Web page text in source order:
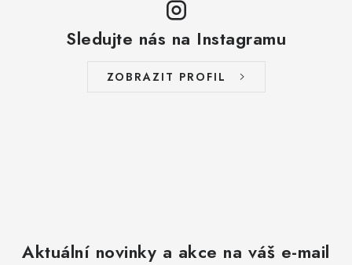
Sledujte nás na Instagramu
ZOBRAZIT PROFIL
Aktuální novinky a akce na váš e-mail